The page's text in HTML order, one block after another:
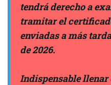
tendrá derecho a
tramitar el
enviadas a más
de 2026.
Indispensable